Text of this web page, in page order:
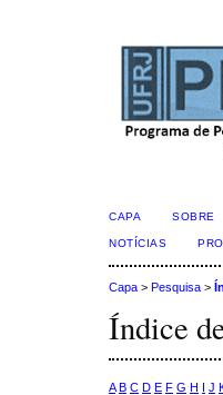
CAPA SOBRE
NOTÍCIAS
Capa > Pesquisa >
Índice
A B C D E F G H I J